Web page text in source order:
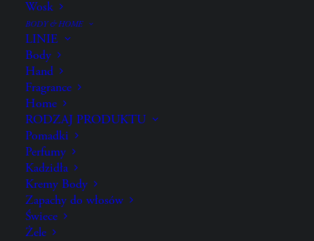
Wosk
BODY & HOME
LINIE
Body
Hand
Fragrance
Home
RODZAJ PRODUKTU
Pomadki
Perfumy
Kadzidła
Kremy Body
Zapachy do włosów
Świece
Żele
ZA CO GO KOCHAMY?
JAK UŻYWAĆ?
SKŁADNIKI
POŁĄCZ Z: